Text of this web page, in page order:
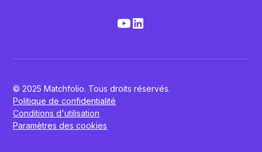
© 2025 Matchfolio. Tous droits réservés.
Politique de confidentialité
Conditions d'utilisation
Paramètres des cookies